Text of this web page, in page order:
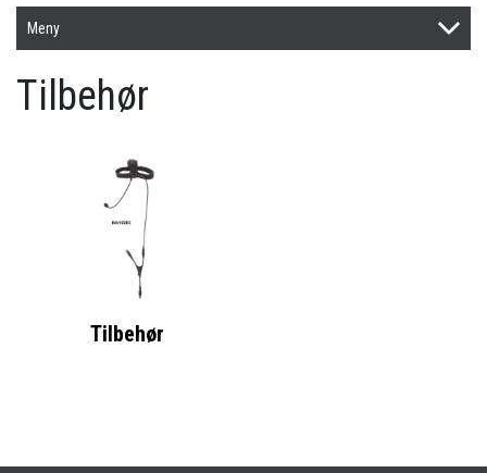
Meny
Tilbehør
Tilbehør